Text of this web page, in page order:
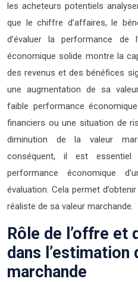
les acheteurs potentiels
que le chiffre d’affaires, le
d’évaluer la performance de
économique solide montre la
des revenus et des bénéfices
une augmentation de sa
faible performance
financiers ou une situation de
diminution de la valeur
conséquent, il est
performance économique
évaluation. Cela permet
réaliste de sa valeur marchande.
Rôle de l’offre et
dans l’estimation
marchande